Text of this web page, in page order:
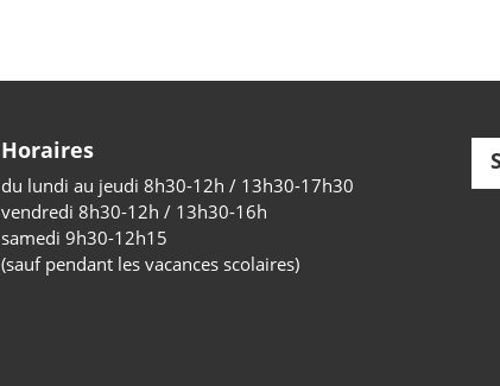
Horaires
du lundi au jeudi 8h30-12h / 13h30-17h30
vendredi 8h30-12h / 13h30-16h
samedi 9h30-12h15
(sauf pendant les vacances scolaires)